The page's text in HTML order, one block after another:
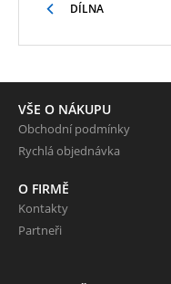
DÍLNA
VŠE O NÁKUPU
Obchodní podmínky
Rychlá objednávka
O FIRMĚ
Kontakty
Partneři